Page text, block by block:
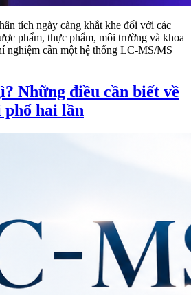
tích ngày càng khắt khe đối với các
phẩm, thực phẩm, môi trường và khoa
nghiệm cần một hệ thống LC-MS/MS
Những điều cần biết về
phổ hai lần